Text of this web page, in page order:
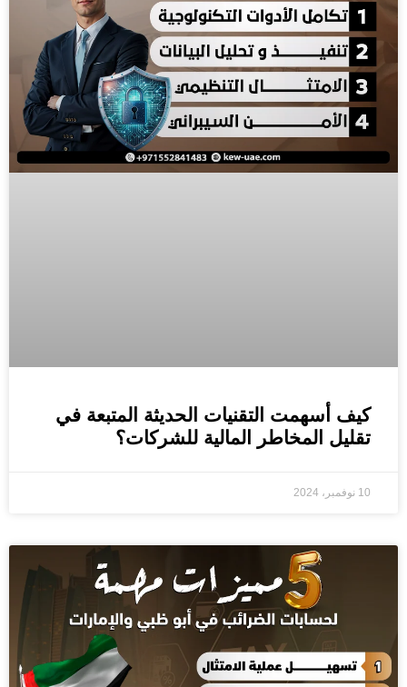
كيف أسهمت التقنيات الحديثة المتبعة في
تقليل المخاطر المالية للشركات؟
10 نوفمبر، 2024